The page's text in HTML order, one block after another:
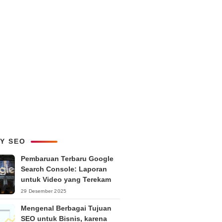
SEO
Pembaruan Terbaru Google
Search Console: Laporan
untuk Video yang Terekam
29 Desember 2025
Mengenal Berbagai Tujuan
SEO untuk Bisnis, karena